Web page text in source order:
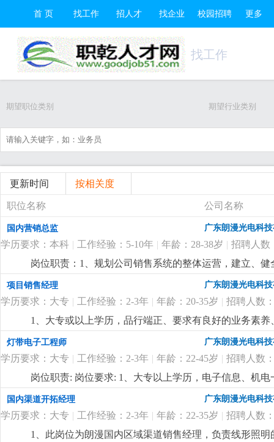
首 页 找工作 招人才 找企业 校园招聘 更多
找工作
期望职位类别 期望行业类别
更新时间 按相关度
职位名称 公司名称
国内营销总监 广东朗漫光电科
学历要求：本科 | 工作经验：5-10年 | 年龄：28-38岁 | 招聘人数
岗位职责：1、规划公司销售系统的整体运营，建立、
与制定公司销售中长期规划，依据公司整体销售目标年
程，完成销售任务；3、负责销售团队管理和建设，对
任职要求：1、本科或以上学历，品行端正、要求有良
关能力，具有一定的市场分析和客户布局等市场营销理
作经验，两年以上同职位管理工作经验，有led线形照
16年的企业，定位高端，应聘者需具备独特的营销理念
迎志同道合的有识之士加入。有梦想，有激情，躺平者
项目销售经理 广东朗漫光电科
学历要求：大专 | 工作经验：2-3年 | 年龄：20-35岁 | 招聘人数
1、大专或以上学历，品行端正、要求有良好的业务素
明行业有做过工程项目销售或渠道拓展一年以上工作经
表达能力，能听从安排适应出差。4、优秀应届毕业生
合的有识之士加入。 更详细
灯带电子工程师 广东朗漫光电科
学历要求：大专 | 工作经验：2-3年 | 年龄：22-45岁 | 招聘人数
岗位职责: 岗位要求: 1、大专以上学历，电子信息、机
先；3、精通开发设计软件protel99se；熟悉线路板原理
的沟通协调能力，能承受一定的工作压力。更详细...
国内渠道开拓经理 广东朗漫光电科
学历要求：大专 | 工作经验：2-3年 | 年龄：22-35岁 | 招聘人数
1、此岗位为朗漫国内区域渠道销售经理，负责线形照